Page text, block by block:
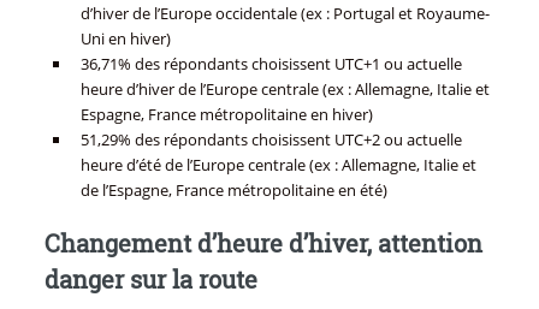
d’hiver de l’Europe occidentale (ex : Portugal et Royaume-
Uni en hiver)
36,71% des répondants choisissent UTC+1 ou actuelle
heure d’hiver de l’Europe centrale (ex : Allemagne, Italie et
Espagne, France métropolitaine en hiver)
51,29% des répondants choisissent UTC+2 ou actuelle
heure d’été de l’Europe centrale (ex : Allemagne, Italie et
de l’Espagne, France métropolitaine en été)
Changement d’heure d’hiver, attention
danger sur la route